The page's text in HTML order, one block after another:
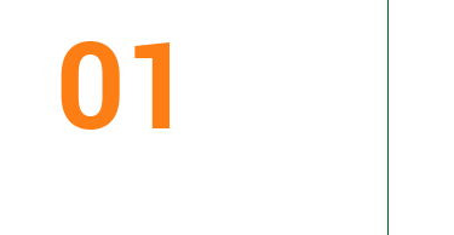
01